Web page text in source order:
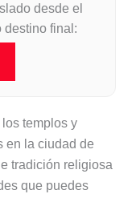
desde el
destino final:
templos y
en la ciudad de
tradición religiosa
que puedes